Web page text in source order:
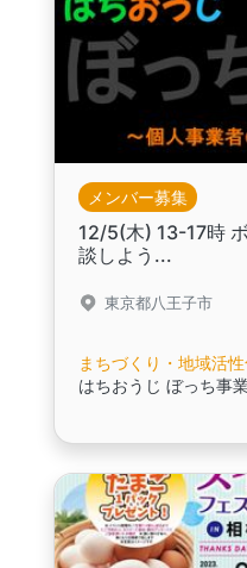
メンバー募集
12/5(木) 13-17時
談しよう...
東京都八王子市
まちづくり・地域活